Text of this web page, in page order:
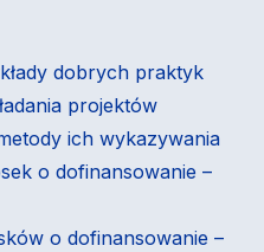
dobrych praktyk
projektów
ich wykazywania
o dofinansowanie –
o dofinansowanie –